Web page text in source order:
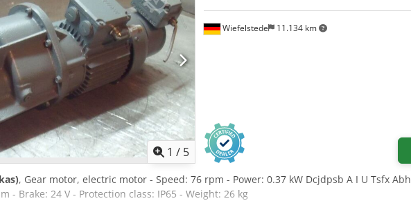
1 / 5
Wiefelstede 11.134 km
, Gear motor, electric motor - Speed: 76 rpm - Power: 0.37 kW Dcjdpsb A I U Tsfx
- Brake: 24 V - Protection class: IP65 - Weight: 26 kg